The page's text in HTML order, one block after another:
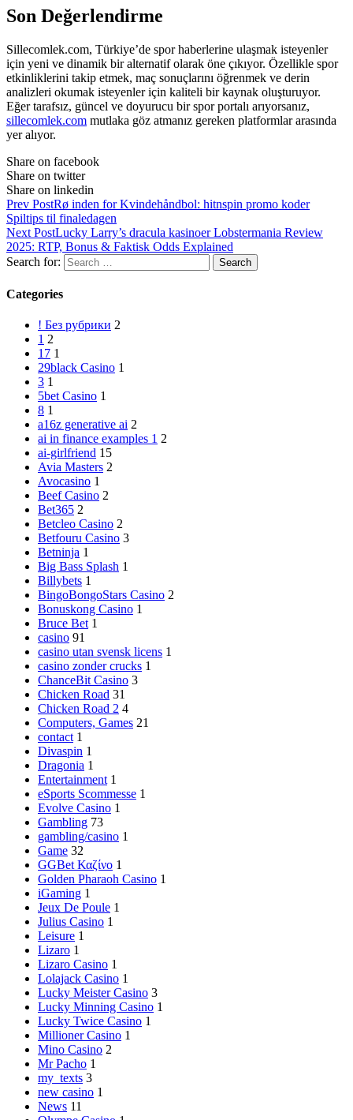
Son Değerlendirme
Sillecomlek.com, Türkiye’de spor haberlerine ulaşmak isteyenler
için yeni ve dinamik bir alternatif olarak öne çıkıyor. Özellikle spor
etkinliklerini takip etmek, maç sonuçlarını öğrenmek ve derin
analizleri okumak isteyenler için kaliteli bir kaynak oluşturuyor.
Eğer tarafsız, güncel ve doyurucu bir spor portalı arıyorsanız,
sillecomlek.com mutlaka göz atmanız gereken platformlar arasında
yer alıyor.
Share on facebook
Share on twitter
Share on linkedin
Prev PostRø inden for Kvindehåndbol: hitnspin promo koder
Spiltips til finaledagen
Next PostLucky Larry’s dracula kasinoer Lobstermania Review
2025: RTP, Bonus & Faktisk Odds Explained
Search for:
Categories
! Без рубрики 2
1 2
17 1
29black Casino 1
3 1
5bet Casino 1
8 1
a16z generative ai 2
ai in finance examples 1 2
ai-girlfriend 15
Avia Masters 2
Avocasino 1
Beef Casino 2
Bet365 2
Betcleo Casino 2
Betfouru Casino 3
Betninja 1
Big Bass Splash 1
Billybets 1
BingoBongoStars Casino 2
Bonuskong Casino 1
Bruce Bet 1
casino 91
casino utan svensk licens 1
casino zonder crucks 1
ChanceBit Casino 3
Chicken Road 31
Chicken Road 2 4
Computers, Games 21
contact 1
Divaspin 1
Dragonia 1
Entertainment 1
eSports Scommesse 1
Evolve Casino 1
Gambling 73
gambling/casino 1
Game 32
GGBet Καζίνο 1
Golden Pharaoh Casino 1
iGaming 1
Jeux De Poule 1
Julius Casino 1
Leisure 1
Lizaro 1
Lizaro Casino 1
Lolajack Casino 1
Lucky Meister Casino 3
Lucky Minning Casino 1
Lucky Twice Casino 1
Millioner Casino 1
Mino Casino 2
Mr Pacho 1
my_texts 3
new casino 1
News 11